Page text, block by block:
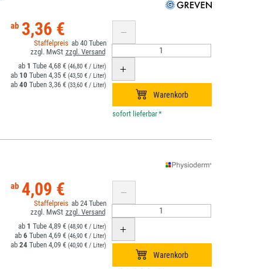
3,36 €
40
1 4,68 € (46,80 € / Liter)
10 4,35 € (43,50 € / Liter)
40 3,36 € (33,60 € / Liter)
*
4,09 €
24
1 4,89 € (48,90 € / Liter)
6 4,69 € (46,90 € / Liter)
24 4,09 € (40,90 € / Liter)